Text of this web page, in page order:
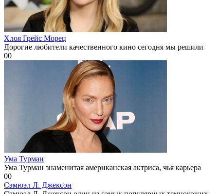
Хлоя Грейс Морец
Дорогие любители качественного кино сегодня мы решили
00
Ума Турман
Ума Турман знаменитая американская актриса, чья карьера
00
Сэмюэл Л. Джексон